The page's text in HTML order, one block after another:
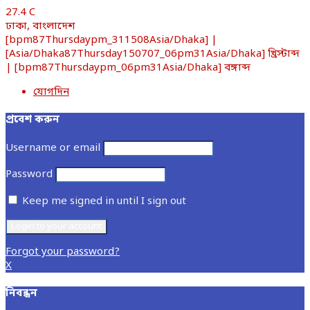
27.4 C
ঢাকা, বাংলাদেশ
[bpm87Thursdaypm_311508Asia/Dhaka] |
[Asia/Dhaka87Thursday150707_06pm31Asia/Dhaka] খ্রিস্টাব্দ
| [bpm87Thursdaypm_06pm31Asia/Dhaka] বঙ্গাব্দ
যোগদিন
প্রবেশ করুন
Username or email
Password
Keep me signed in until I sign out
Forgot your password?
X
নিবন্ধন